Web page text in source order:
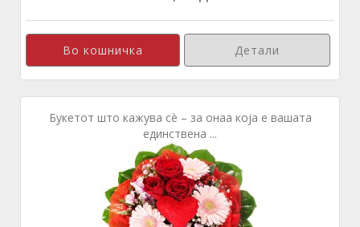
Детали
Букетот што кажува сè – за онаа која е вашата
единствена ...